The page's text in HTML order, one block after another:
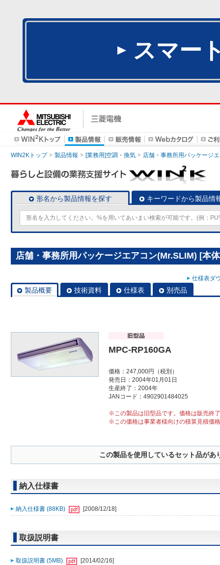
スマー
WIN2Kトップ 製品情報 [業務用]空調・換気 店舗・事務所用パッケージ
形名から製品情報を探す キーワードから製品情
店舗・事務所用パッケージエアコン(Mr.SLIM) [本
仕様表ダ
製品概要 技術資料 仕様表 別売品
MPC-RP160GA
価格：247,000円（税別）
発売日：2004年01月01日
生産終了：2004年
JANコード：4902901484025
※この製品は旧型品です。価格は販売終
※この価格は事業者様向けの積算見積価
この製品を使用しているセット品があ
納入仕様書
納入仕様書 (88KB) [2008/12/18]
取扱説明書
取扱説明書 (5MB)
[2014/02/16]